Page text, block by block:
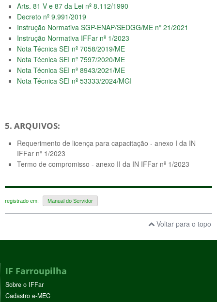
Arts. 81 V e 87 da Lei nº 8.112/1990
Decreto nº 9.991/2019
Instrução Normativa SGP-ENAP/SEDGG/ME nº 21/2021
Instrução Normativa IFFar nº 1/2023
Nota Técnica SEI nº 7058/2019/ME
Nota Técnica SEI nº 7597/2020/ME
Nota Técnica SEI nº 8943/2021/ME
Nota Técnica SEI nº 53333/2024/MGI
5. ARQUIVOS:
Requerimento de licença para capacitação - anexo I da IN
IFFar nº 1/2023
Termo de compromisso - anexo II da IN IFFar nº 1/2023
registrado em: Manual do Servidor
Voltar para o topo
IF Farroupilha
Sobre o IFFar
Cadastro e-MEC